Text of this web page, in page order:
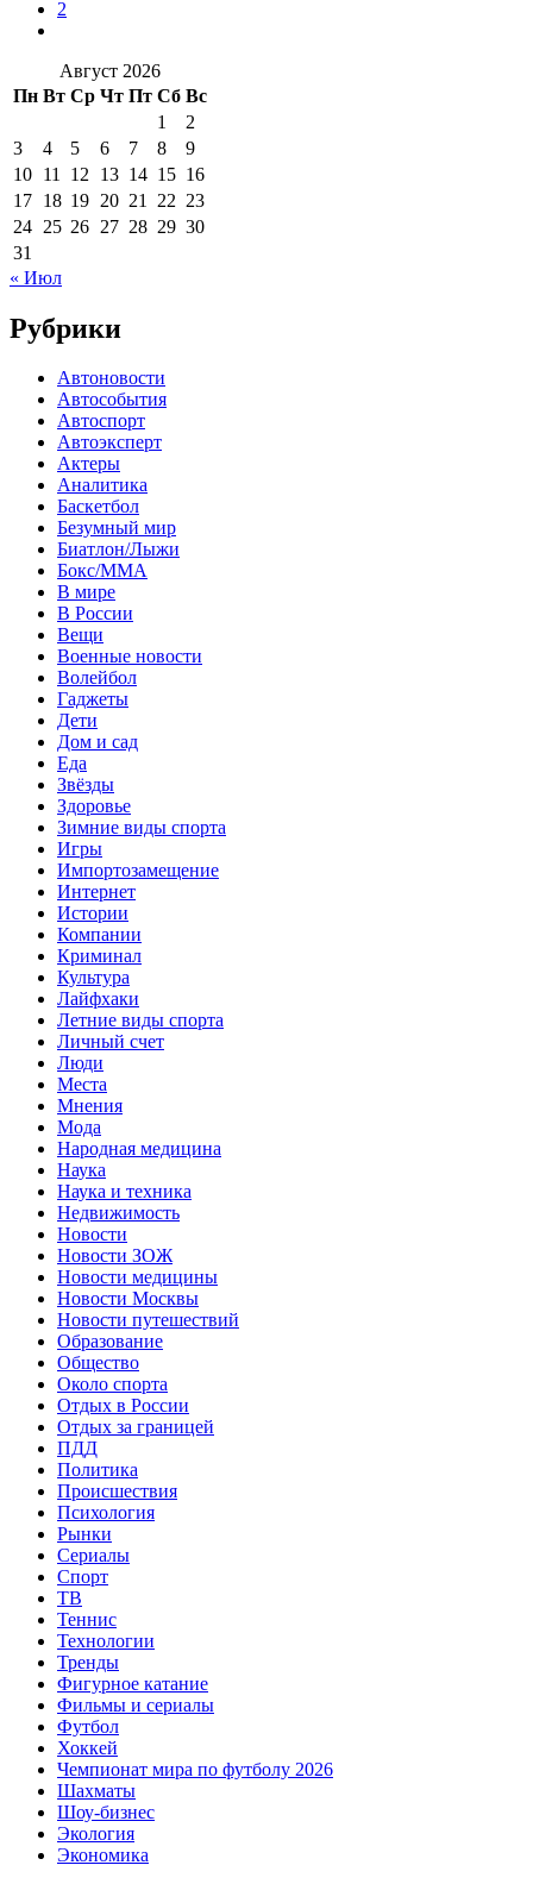
2
Август 2026
Пн Вт Ср Чт Пт Сб Вс
1
2
3
4 5 6 7 8
9
10 11 12 13 14 15 16
17 18 19 20 21 22 23
24 25 26 27 28 29 30
31
« Июл
Рубрики
Автоновости
Автособытия
Автоспорт
Автоэксперт
Актеры
Аналитика
Баскетбол
Безумный мир
Биатлон/Лыжи
Бокс/MMA
В мире
В России
Вещи
Военные новости
Волейбол
Гаджеты
Дети
Дом и сад
Еда
Звёзды
Здоровье
Зимние виды спорта
Игры
Импортозамещение
Интернет
Истории
Компании
Криминал
Культура
Лайфхаки
Летние виды спорта
Личный счет
Люди
Места
Мнения
Мода
Народная медицина
Наука
Наука и техника
Недвижимость
Новости
Новости ЗОЖ
Новости медицины
Новости Москвы
Новости путешествий
Образование
Общество
Около спорта
Отдых в России
Отдых за границей
ПДД
Политика
Происшествия
Психология
Рынки
Сериалы
Спорт
ТВ
Теннис
Технологии
Тренды
Фигурное катание
Фильмы и сериалы
Футбол
Хоккей
Чемпионат мира по футболу 2026
Шахматы
Шоу-бизнес
Экология
Экономика